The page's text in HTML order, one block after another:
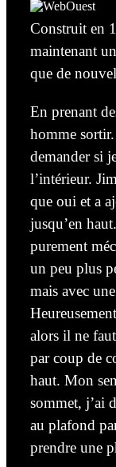
Construit en
maintenant
que de
En prenant
homme
demander si
l’intérieur.
que oui et a
jusqu’en
purement
un peu plus
mais avec
alors il ne
par coup de
haut. Mon
sommet, j’ai
au plafond
prendre une